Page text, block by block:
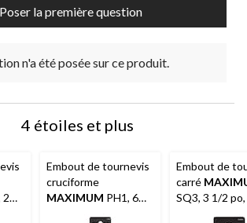
Poser la première question
n'a été posée sur ce produit.
4 étoiles et plus
2
Embout de tournevis
cruciforme
MAXIMUM PH1, 6
Embout de
carré
SQ3, 3 1/2